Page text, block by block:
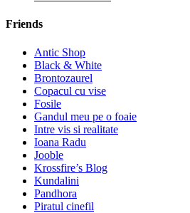
Friends
Antic Shop
Black & White
Brontozaurel
Copacul cu vise
Fosile
Gandul meu pe o foaie
Intre vis si realitate
Ioana Radu
Jooble
Krossfire’s Blog
Kundalini
Pandhora
Piratul cinefil